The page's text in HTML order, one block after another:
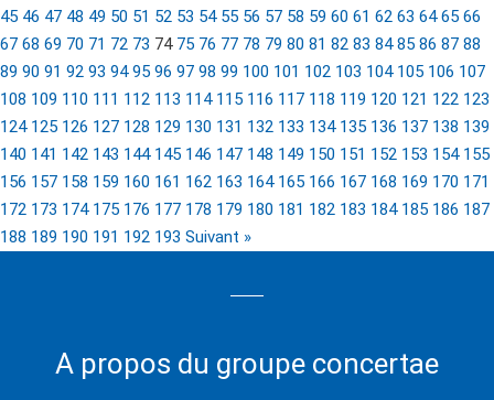
45 46 47 48 49 50 51 52 53 54 55 56 57 58 59 60 61 62 63 64 65 66
67 68 69 70 71 72 73 74 75 76 77 78 79 80 81 82 83 84 85 86 87 88
89 90 91 92 93 94 95 96 97 98 99 100 101 102 103 104 105 106 107
108 109 110 111 112 113 114 115 116 117 118 119 120 121 122 123
124 125 126 127 128 129 130 131 132 133 134 135 136 137 138 139
140 141 142 143 144 145 146 147 148 149 150 151 152 153 154 155
156 157 158 159 160 161 162 163 164 165 166 167 168 169 170 171
172 173 174 175 176 177 178 179 180 181 182 183 184 185 186 187
188 189 190 191 192 193 Suivant »
A propos du groupe concertae